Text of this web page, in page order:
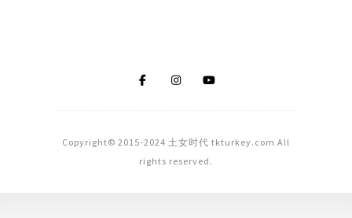
Copyright© 2015-2024 土女时代 tkturkey.com All
rights reserved.